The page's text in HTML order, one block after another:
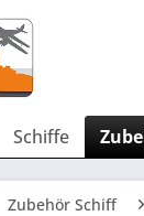
Schiffe
Zubehör Schiff